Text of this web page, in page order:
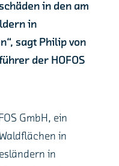
in den am
in
sagt Philip von
der HOFOS
GmbH, ein
in
in